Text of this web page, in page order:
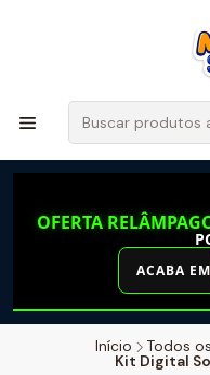
OFERTA
ACABA
Início Todos
Kit Digital